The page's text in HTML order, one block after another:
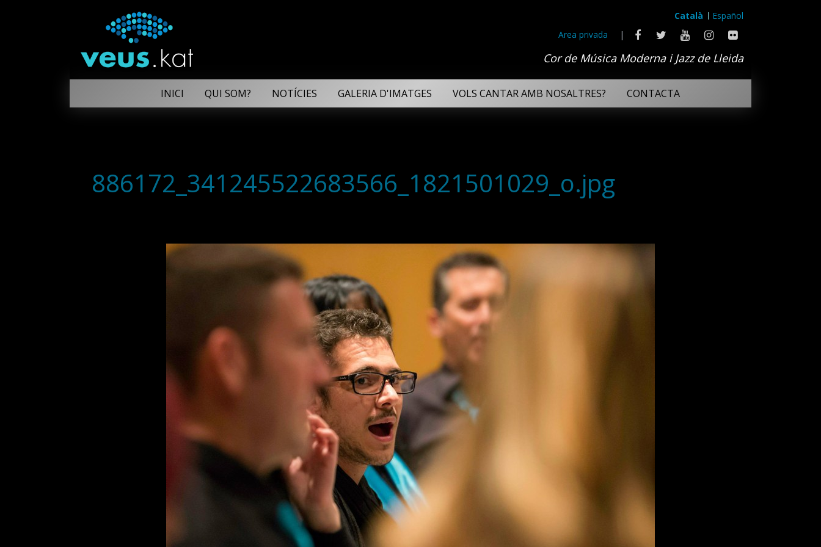
Català
Español
Area privada
|
Cor de Música Moderna i Jazz de Lleida
INICI QUI SOM? NOTÍCIES GALERIA D'IMATGES VOLS CANTAR AMB NOSALTRES? CONTACTA
886172_341245522683566_1821501029_o.jpg